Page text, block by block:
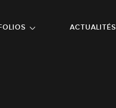
ACTUALITÉS